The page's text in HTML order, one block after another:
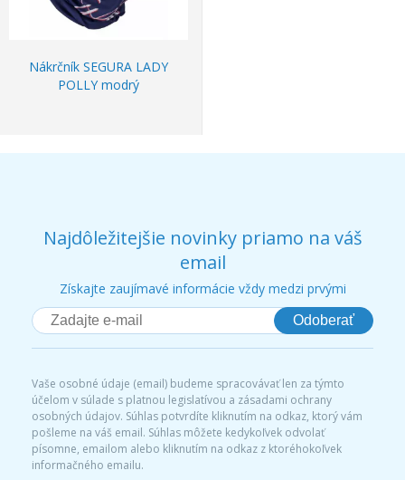
Nákrčník SEGURA LADY
POLLY modrý
Najdôležitejšie novinky priamo na váš
email
Získajte zaujímavé informácie vždy medzi prvými
Odoberať
Vaše osobné údaje (email) budeme spracovávať len za týmto
účelom v súlade s platnou legislatívou a zásadami ochrany
osobných údajov. Súhlas potvrdíte kliknutím na odkaz, ktorý vám
pošleme na váš email. Súhlas môžete kedykoľvek odvolať
písomne, emailom alebo kliknutím na odkaz z ktoréhokoľvek
informačného emailu.